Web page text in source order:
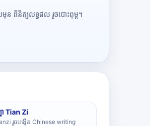
មុន ពិនិត្យលទ្ធផល រួចបោះពុម្ព។
Tian Zi
រួចបង្កើត Chinese writing